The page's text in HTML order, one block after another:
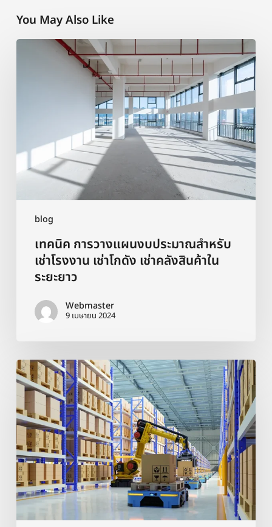
You May Also Like
blog
เทคนิค
โรงงาน
เช่า
โกดัง
คลัง
เทคนิค การวางแผนงบประมาณสำหรับ
เช่าโรงงาน เช่าโกดัง เช่าคลังสินค้าใน
ระยะยาว
Webmaster
9 เมษายน 2024
การ
ใช้
เทคโนโลยี
ใน
การ
เพิ่ม
ความ
ปลอดภัย
ใน
โกดัง
ให้
เช่า